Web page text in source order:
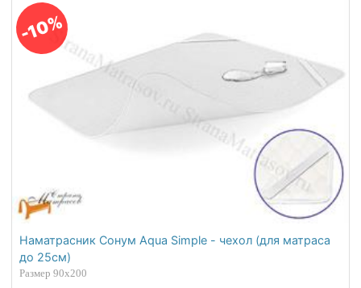
-10%
Наматрасник Сонум Aqua Simple - чехол (для матраса
до 25см)
Размер 90х200